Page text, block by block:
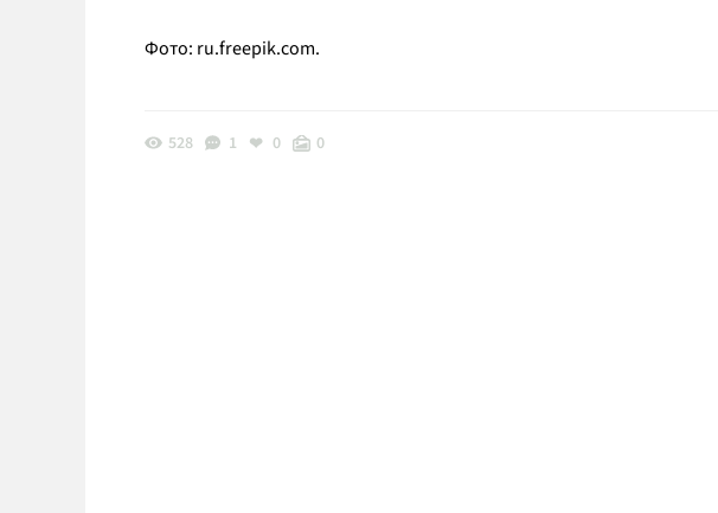
Фото: ru.freepik.com.
528 1 0 0